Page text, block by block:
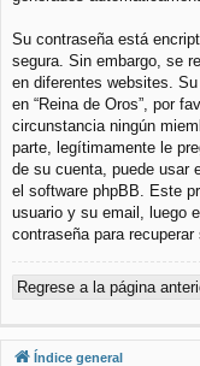
Su contraseña está
segura. Sin embargo, se
en diferentes websites.
en “Reina de Oros”, por
circunstancia ningún
parte, legítimamente le
de su cuenta, puede usar
el software phpBB. Este
usuario y su email, luego
contraseña para recuperar
Regrese a la página
Índice general